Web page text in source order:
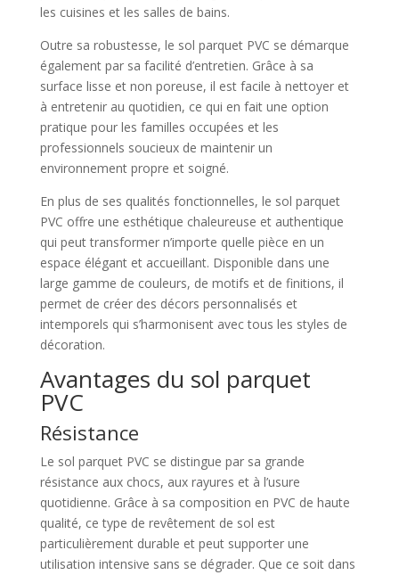
les cuisines et les salles de bains.
Outre sa robustesse, le sol parquet PVC se démarque
également par sa facilité d’entretien. Grâce à sa
surface lisse et non poreuse, il est facile à nettoyer et
à entretenir au quotidien, ce qui en fait une option
pratique pour les familles occupées et les
professionnels soucieux de maintenir un
environnement propre et soigné.
En plus de ses qualités fonctionnelles, le sol parquet
PVC offre une esthétique chaleureuse et authentique
qui peut transformer n’importe quelle pièce en un
espace élégant et accueillant. Disponible dans une
large gamme de couleurs, de motifs et de finitions, il
permet de créer des décors personnalisés et
intemporels qui s’harmonisent avec tous les styles de
décoration.
Avantages du sol parquet
PVC
Résistance
Le sol parquet PVC se distingue par sa grande
résistance aux chocs, aux rayures et à l’usure
quotidienne. Grâce à sa composition en PVC de haute
qualité, ce type de revêtement de sol est
particulièrement durable et peut supporter une
utilisation intensive sans se dégrader. Que ce soit dans